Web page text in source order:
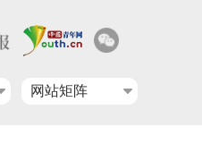
网站矩阵